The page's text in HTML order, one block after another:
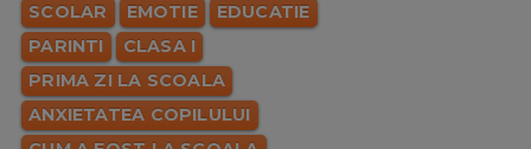
SCOLAR
EMOTIE
EDUCATIE
PARINTI
CLASA I
PRIMA ZI LA SCOALA
ANXIETATEA COPILULUI